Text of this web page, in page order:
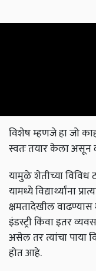
विशेष म्हणजे हा जो
स्वतः तयार केला
यामुळे शेतीच्या
यामध्ये विद्यार्थ्यांना
क्षमतादेखील वाढण्यास
इंडस्ट्री किंवा इतर
असेल तर त्यांचा पाया
होत आहे.